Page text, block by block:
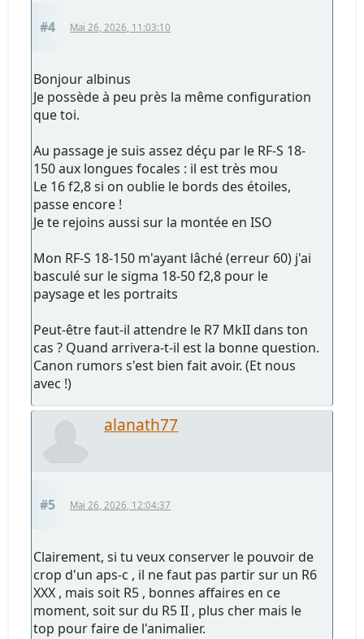
#4 Mai 26, 2026, 11:03:10
Bonjour albinus
Je possède à peu près la même configuration
que toi.
Au passage je suis assez déçu par le RF-S 18-
150 aux longues focales : il est très mou
Le 16 f2,8 si on oublie le bords des étoiles,
passe encore !
Je te rejoins aussi sur la montée en ISO
Mon RF-S 18-150 m'ayant lâché (erreur 60) j'ai
basculé sur le sigma 18-50 f2,8 pour le
paysage et les portraits
Peut-être faut-il attendre le R7 MkII dans ton
cas ? Quand arrivera-t-il est la bonne question.
Canon rumors s'est bien fait avoir. (Et nous
avec !)
alanath77
#5 Mai 26, 2026, 12:04:37
Clairement, si tu veux conserver le pouvoir de
crop d'un aps-c , il ne faut pas partir sur un R6
XXX , mais soit R5 , bonnes affaires en ce
moment, soit sur du R5 II , plus cher mais le
top pour faire de l'animalier.